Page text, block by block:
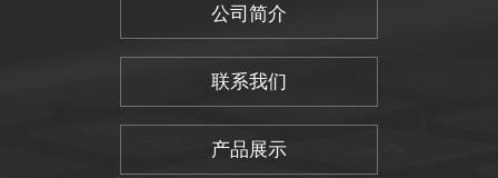
公司简介
联系我们
产品展示